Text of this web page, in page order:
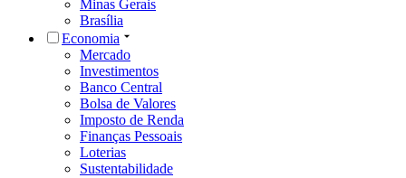
Minas Gerais
Brasília
Economia
Mercado
Investimentos
Banco Central
Bolsa de Valores
Imposto de Renda
Finanças Pessoais
Loterias
Sustentabilidade